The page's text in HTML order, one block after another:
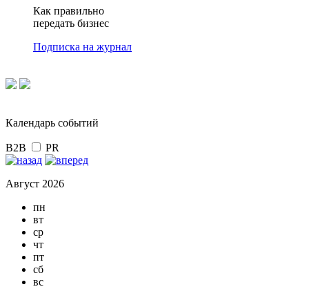
Как правильно
передать бизнес
Подписка на журнал
Календарь событий
B2B PR
Август 2026
пн
вт
ср
чт
пт
сб
вс